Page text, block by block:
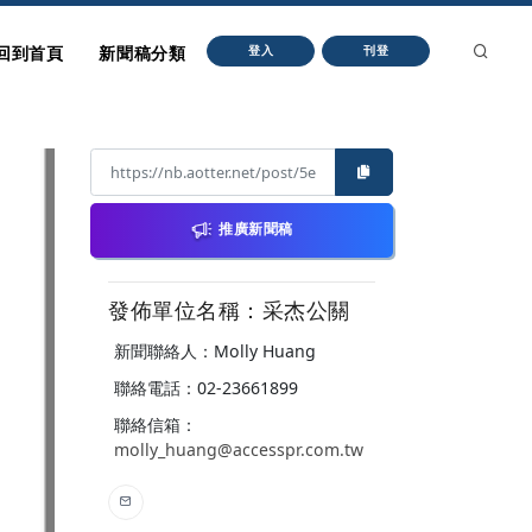
到首頁 新聞稿分類 登入 刊登
推廣新聞稿
發佈單位名稱：采杰公關
新聞聯絡人：Molly Huang
聯絡電話：02-23661899
聯絡信箱：
molly_huang@accesspr.com.tw